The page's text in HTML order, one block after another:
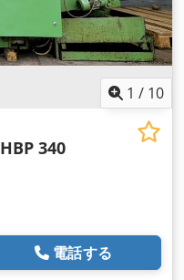
1 / 10
HBP 340
電話する